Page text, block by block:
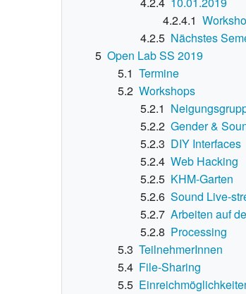
4.2.4.1
4.2.5 Nächstes
5 Open Lab SS 2019
5.1 Termine
5.2 Workshops
5.2.1
5.2.2 Gender &
5.2.3 DIY Interfaces
5.2.4 Web Hacking
5.2.5 KHM-Garten
5.2.6 Sound Live-
5.2.7 Arbeiten auf
5.2.8 Processing
5.3 TeilnehmerInnen
5.4 File-Sharing
5.5